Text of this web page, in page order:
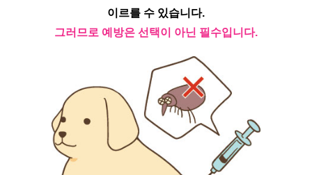
이르를 수 있습니다.
그러므로 예방은 선택이 아닌 필수입니다.